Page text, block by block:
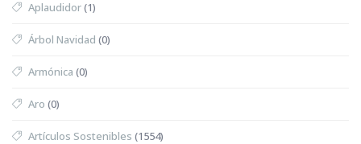
Aplaudidor(1)
Árbol Navidad (0)
Armónica (0)
Aro (0)
Artículos Sostenibles (1554)